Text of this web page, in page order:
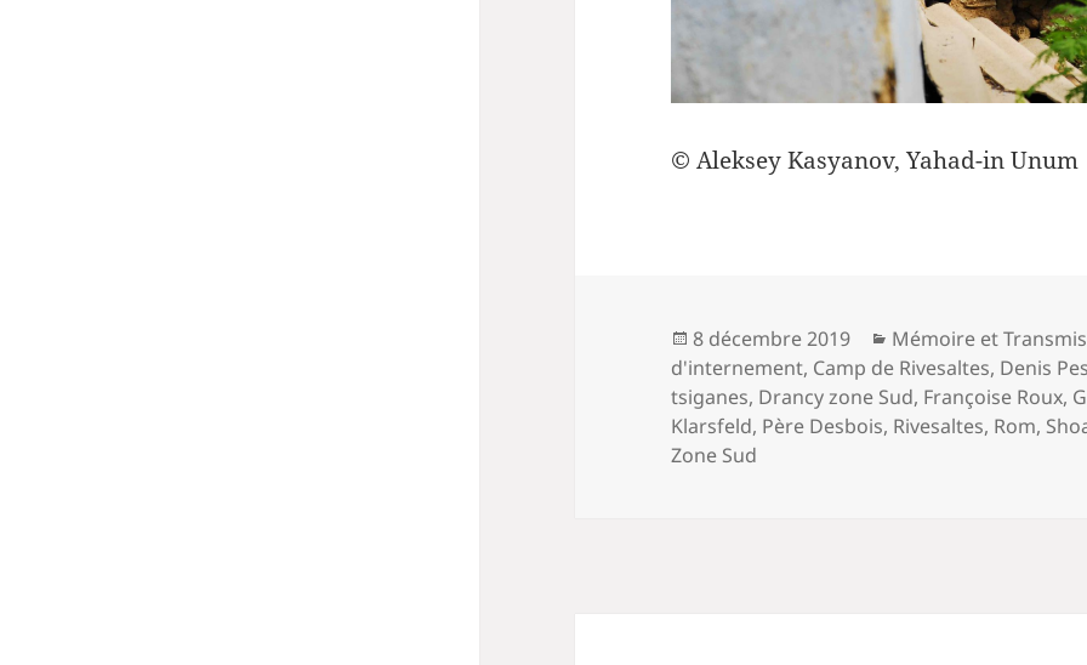
© Aleksey Kasyanov, Yahad-in Unum
Publié
le
8 décembre 2019 Catégories
Mémoire et
d'internement, Camp de Rivesaltes, Denis
tsiganes, Drancy zone Sud, Françoise Roux,
Klarsfeld, Père Desbois, Rivesaltes, Rom,
Zone Sud